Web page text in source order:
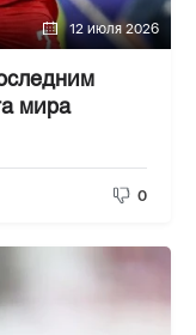
12 июля 2026
мира
0